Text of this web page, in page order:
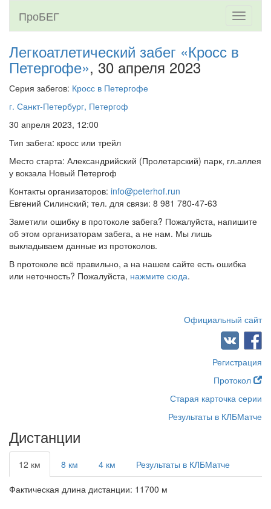
Toggle
ПроБЕГ
Легкоатлетический забег «Кросс в
Петергофе», 30 апреля 2023
Серия забегов: Кросс в Петергофе
г. Санкт-Петербург, Петергоф
30 апреля 2023, 12:00
Тип забега: кросс или трейл
Место старта: Александрийский (Пролетарский) парк, гл.аллея
у вокзала Новый Петергоф
Контакты организаторов: info@peterhof.run
Евгений Силинский; тел. для связи: 8 981 780-47-63
Заметили ошибку в протоколе забега? Пожалуйста, напишите
об этом организаторам забега, а не нам. Мы лишь
выкладываем данные из протоколов.
В протоколе всё правильно, а на нашем сайте есть ошибка
или неточность? Пожалуйста, нажмите сюда.
Официальный сайт
Регистрация
Протокол
Старая карточка серии
Результаты в КЛБМатче
Дистанции
12 км 8 км 4 км Результаты в КЛБМатче
Фактическая длина дистанции: 11700 м